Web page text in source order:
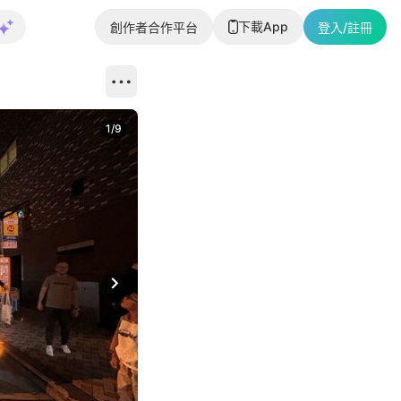
創作者合作平台 下載App 登入/註冊
Next slide
1/9